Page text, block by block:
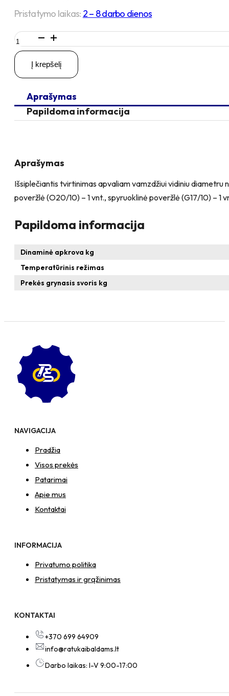
Pristatymo laikas: 2 – 8 darbo dienos
produkto
kiekis:
R28-
mm
tvirtinimas
apvaliam
vamzdžiui
Į krepšelį
Aprašymas
Papildoma informacija
Aprašymas
Išsiplečiantis tvirtinimas apvaliam vamzdžiui vidiniu diametru
poveržlė (O20/10) – 1 vnt., spyruoklinė poveržlė (G17/10) –
Papildoma informacija
Dinaminė apkrova kg
Temperatūrinis režimas
Prekės grynasis svoris kg
NAVIGACIJA
Pradžia
Visos prekės
Patarimai
Apie mus
Kontaktai
INFORMACIJA
Privatumo politika
Pristatymas ir grąžinimas
KONTAKTAI
+370 699 64909
info@ratukaibaldams.lt
Darbo laikas: I-V 9:00-17:00